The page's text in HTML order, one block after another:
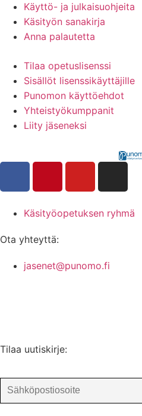
Käyttö- ja julkaisuohjeita
Käsityön sanakirja
Anna palautetta
Tilaa opetuslisenssi
Sisällöt lisenssikäyttäjille
Punomon käyttöehdot
Yhteistyökumppanit
Liity jäseneksi
Käsityöopetuksen ryhmä
Ota yhteyttä:
jasenet@punomo.fi
Tilaa uutiskirje: